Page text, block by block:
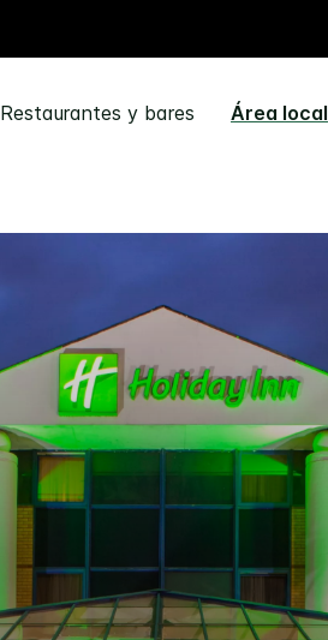
Restaurantes y bares Área local